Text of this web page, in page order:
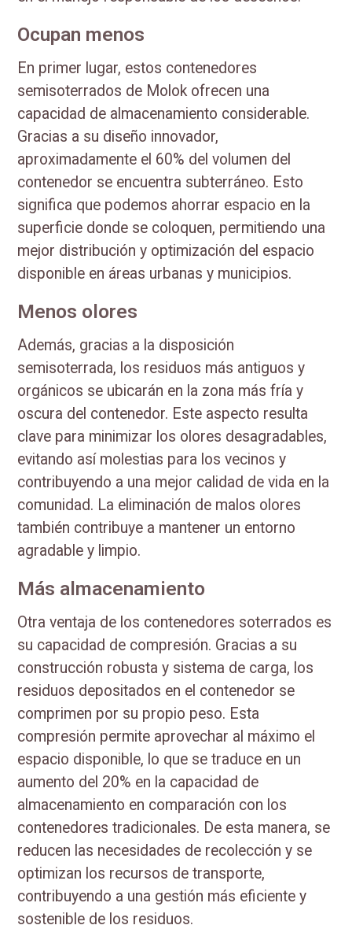
Ocupan menos
En primer lugar, estos contenedores
semisoterrados de Molok ofrecen una
capacidad de almacenamiento considerable.
Gracias a su diseño innovador,
aproximadamente el 60% del volumen del
contenedor se encuentra subterráneo. Esto
significa que podemos ahorrar espacio en la
superficie donde se coloquen, permitiendo una
mejor distribución y optimización del espacio
disponible en áreas urbanas y municipios.
Menos olores
Además, gracias a la disposición
semisoterrada, los residuos más antiguos y
orgánicos se ubicarán en la zona más fría y
oscura del contenedor. Este aspecto resulta
clave para minimizar los olores desagradables,
evitando así molestias para los vecinos y
contribuyendo a una mejor calidad de vida en la
comunidad. La eliminación de malos olores
también contribuye a mantener un entorno
agradable y limpio.
Más almacenamiento
Otra ventaja de los contenedores soterrados es
su capacidad de compresión. Gracias a su
construcción robusta y sistema de carga, los
residuos depositados en el contenedor se
comprimen por su propio peso. Esta
compresión permite aprovechar al máximo el
espacio disponible, lo que se traduce en un
aumento del 20% en la capacidad de
almacenamiento en comparación con los
contenedores tradicionales. De esta manera, se
reducen las necesidades de recolección y se
optimizan los recursos de transporte,
contribuyendo a una gestión más eficiente y
sostenible de los residuos.